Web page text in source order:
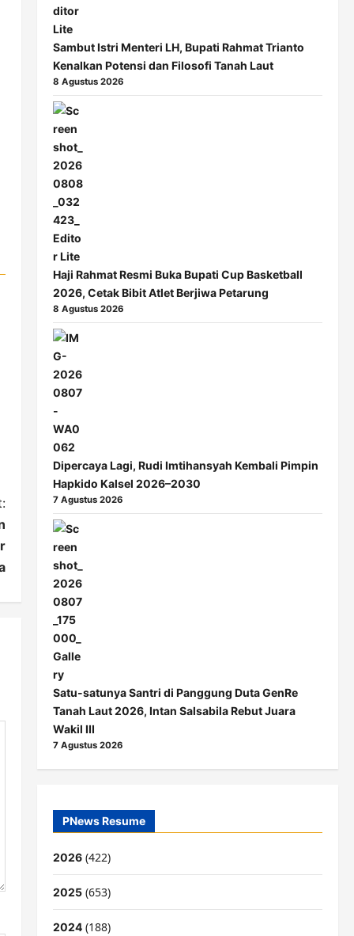
Sambut Istri Menteri LH, Bupati Rahmat Trianto
Kenalkan Potensi dan Filosofi Tanah Laut
8 Agustus 2026
Haji Rahmat Resmi Buka Bupati Cup Basketball
2026, Cetak Bibit Atlet Berjiwa Petarung
8 Agustus 2026
Dipercaya Lagi, Rudi Imtihansyah Kembali Pimpin
Hapkido Kalsel 2026–2030
7 Agustus 2026
Satu-satunya Santri di Panggung Duta GenRe
Tanah Laut 2026, Intan Salsabila Rebut Juara
Wakil III
7 Agustus 2026
PNews Resume
2026(422)
2025(653)
2024(188)